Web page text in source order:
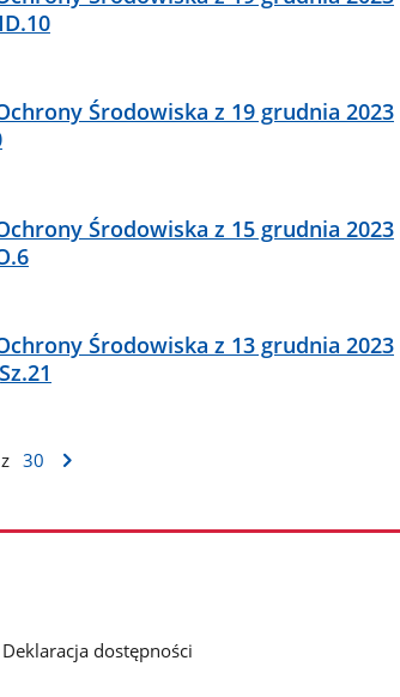
Środowiska z 19 grudnia 2023
Środowiska z 15 grudnia 2023
Środowiska z 13 grudnia 2023
z 30
Deklaracja dostępności